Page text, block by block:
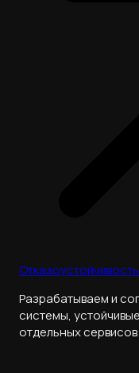
Отказоустойчивость
Разрабатываем и
системы,
отдельных